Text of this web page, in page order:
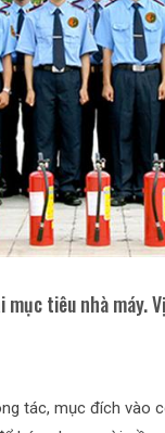
tiêu nhà máy.
tác, mục đích vào